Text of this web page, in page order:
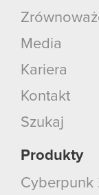
Media
Kariera
Kontakt
Szukaj
Produkty
Cyberpunk